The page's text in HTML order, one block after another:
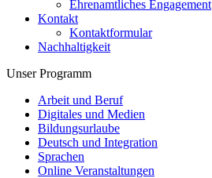
Ehrenamtliches Engagement
Kontakt
Kontaktformular
Nachhaltigkeit
Unser Programm
Arbeit und Beruf
Digitales und Medien
Bildungsurlaube
Deutsch und Integration
Sprachen
Online Veranstaltungen